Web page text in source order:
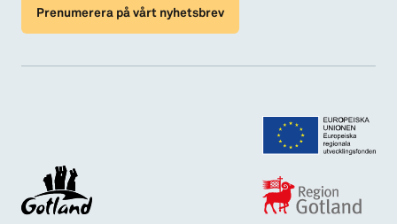
Prenumerera på vårt nyhetsbrev